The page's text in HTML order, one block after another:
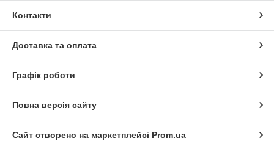
Контакти
Доставка та оплата
Графік роботи
Повна версія сайту
Сайт створено на маркетплейсі Prom.ua